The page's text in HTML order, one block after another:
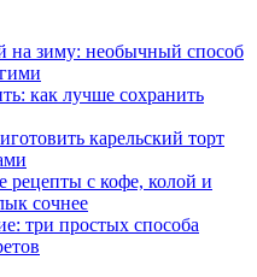
на зиму: необычный способ
как лучше сохранить
карельский торт
рецепты с кофе, колой и
сочнее
три простых способа